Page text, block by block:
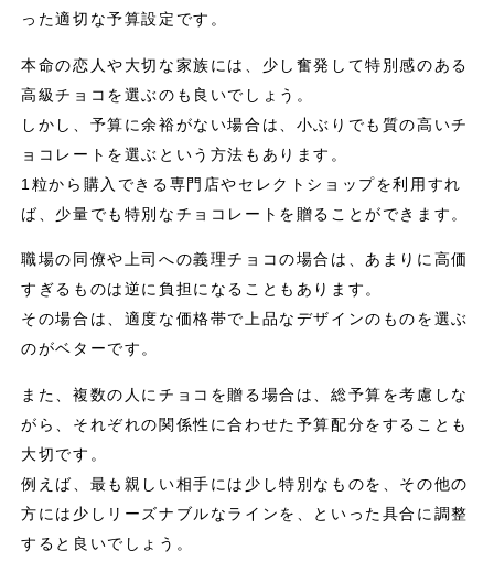
った適切な予算設定です。
本命の恋人や大切な家族には、少し奮発して特別感のある
高級チョコを選ぶのも良いでしょう。
しかし、予算に余裕がない場合は、小ぶりでも質の高いチ
ョコレートを選ぶという方法もあります。
1粒から購入できる専門店やセレクトショップを利用すれ
ば、少量でも特別なチョコレートを贈ることができます。
職場の同僚や上司への義理チョコの場合は、あまりに高価
すぎるものは逆に負担になることもあります。
その場合は、適度な価格帯で上品なデザインのものを選ぶ
のがベターです。
また、複数の人にチョコを贈る場合は、総予算を考慮しな
がら、それぞれの関係性に合わせた予算配分をすることも
大切です。
例えば、最も親しい相手には少し特別なものを、その他の
方には少しリーズナブルなラインを、といった具合に調整
すると良いでしょう。